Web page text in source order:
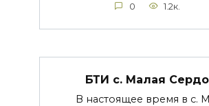
0 1.2к.
БТИ c. Малая
В настоящее время в c.